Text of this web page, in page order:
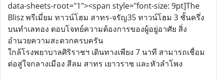
data-sheets-root="1"><span style="font-size: 9pt]The
Blisz พรีเมี่ยม ทาวน์โฮม สาทร-จรัญ35 ทาวน์โฮม 3 ชั้นครึ่ง
บนทำเลทอง ตอบโจทย์ความต้องการของผู้อยู่อาศัย สิ่ง
อำนวยความสะดวกครบครัน
ใกล้โรงพยาบาลศิริราชฯ เดินทางเพียง 7 นาที สามารถเชื่อม
ต่อสู่ใจกลางเมือง สีลม สาทร เยาวราช และหัวลําโพง